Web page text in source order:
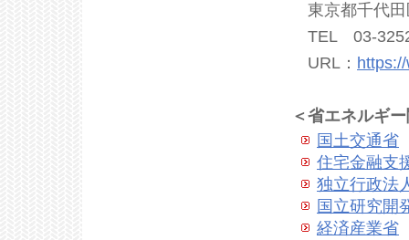
東京都千代
TEL 03-
URL：
＜省エネルギ
国土交通省
住宅金融支
独立行政
国立研究
経済産業省